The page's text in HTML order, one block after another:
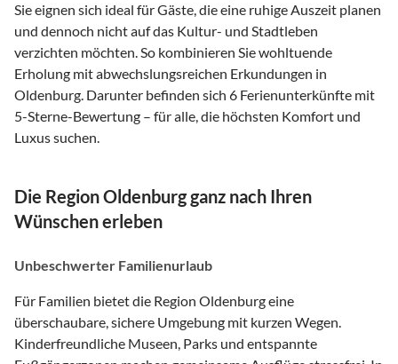
Sie eignen sich ideal für Gäste, die eine ruhige Auszeit planen
und dennoch nicht auf das Kultur- und Stadtleben
verzichten möchten. So kombinieren Sie wohltuende
Erholung mit abwechslungsreichen Erkundungen in
Oldenburg. Darunter befinden sich 6 Ferienunterkünfte mit
5-Sterne-Bewertung – für alle, die höchsten Komfort und
Luxus suchen.
Die Region Oldenburg ganz nach Ihren
Wünschen erleben
Unbeschwerter Familienurlaub
Für Familien bietet die Region Oldenburg eine
überschaubare, sichere Umgebung mit kurzen Wegen.
Kinderfreundliche Museen, Parks und entspannte